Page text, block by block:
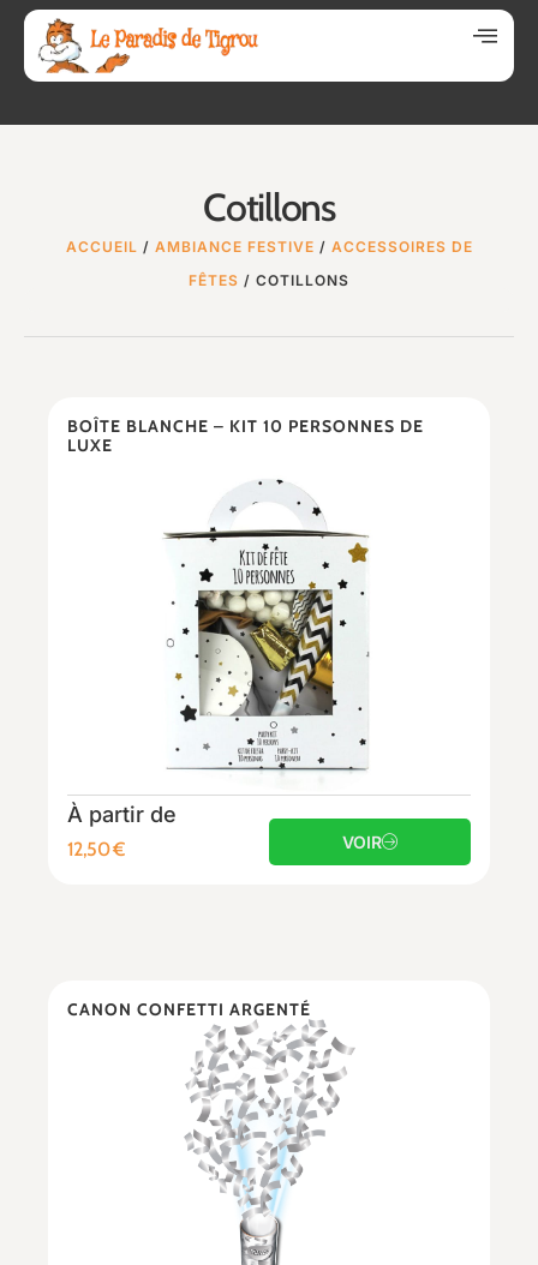
Cotillons
ACCUEIL / AMBIANCE FESTIVE / ACCESSOIRES DE
FÊTES / COTILLONS
BOÎTE BLANCHE – KIT 10 PERSONNES DE
LUXE
À partir de
12,50€ VOIR
CANON CONFETTI ARGENTÉ